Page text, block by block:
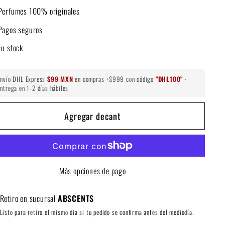
100% originales
seguros
stock
DHL Express $99 MXN en compras +$999 con código "DHL100" ·
en 1-2 días hábiles
Agregar decant
Más opciones de pago
Retiro en sucursal ABSCENTS
Listo para retiro el mismo día si tu pedido se confirma antes del mediodía.